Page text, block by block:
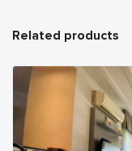
Related products